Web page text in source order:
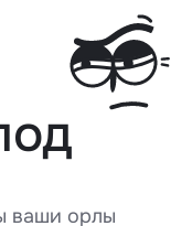
ваши орлы